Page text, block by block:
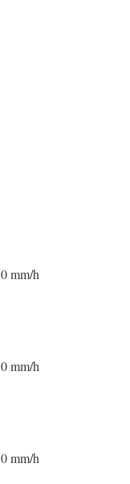
0 mm/h
0 mm/h
0 mm/h